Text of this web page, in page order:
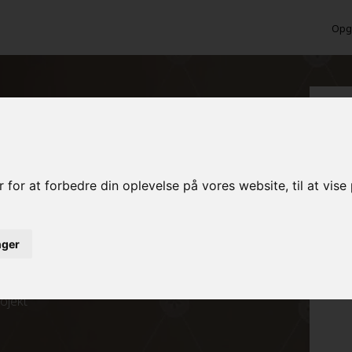
at forbedre din oplevelse på vores website, til at
samme